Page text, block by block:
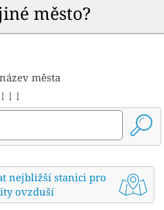
město?
města
↓ ↓ ↓
nejbližší stanici pro
ovzduší